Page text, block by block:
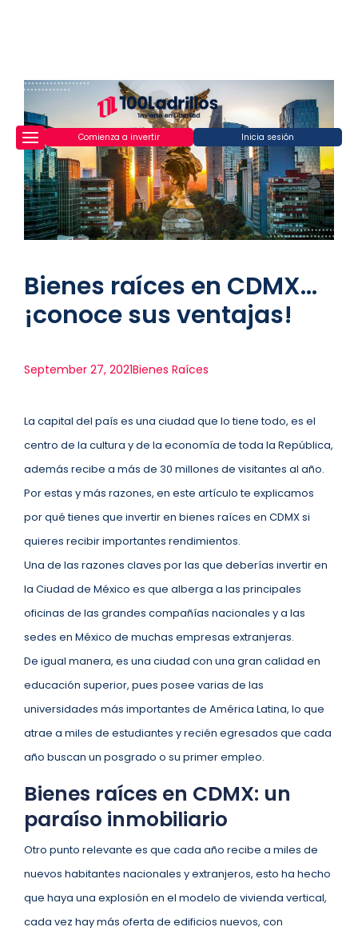
Comienza a invertir Inicia sesión
Bienes raíces en CDMX...
¡conoce sus ventajas!
September 27, 2021Bienes Raíces
La capital del país es una ciudad que lo tiene todo, es el
centro de la cultura y de la economía de toda la República,
además recibe a más de 30 millones de visitantes al año.
Por estas y más razones, en este artículo te explicamos
por qué tienes que invertir en bienes raíces en CDMX si
quieres recibir importantes rendimientos.
Una de las razones claves por las que deberías invertir en
la Ciudad de México es que alberga a las principales
oficinas de las grandes compañías nacionales y a las
sedes en México de muchas empresas extranjeras.
De igual manera, es una ciudad con una gran calidad en
educación superior, pues posee varias de las
universidades más importantes de América Latina, lo que
atrae a miles de estudiantes y recién egresados que cada
año buscan un posgrado o su primer empleo.
Bienes raíces en CDMX: un
paraíso inmobiliario
Otro punto relevante es que cada año recibe a miles de
nuevos habitantes nacionales y extranjeros, esto ha hecho
que haya una explosión en el modelo de vivienda vertical,
cada vez hay más oferta de edificios nuevos, con